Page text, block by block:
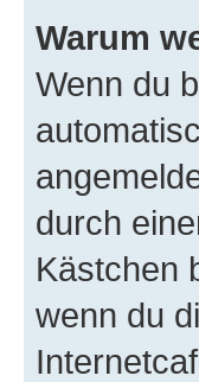
Warum
Wenn du
durch
Kästchen
wenn du